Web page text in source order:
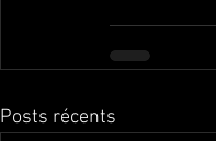
Posts récents